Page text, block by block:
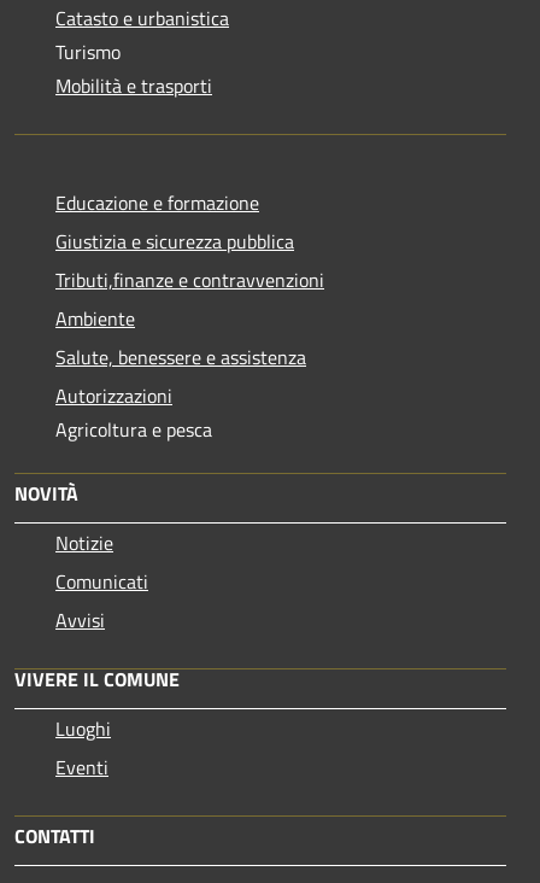
Catasto e urbanistica
Turismo
Mobilità e trasporti
Educazione e formazione
Giustizia e sicurezza pubblica
Tributi,finanze e contravvenzioni
Ambiente
Salute, benessere e assistenza
Autorizzazioni
Agricoltura e pesca
NOVITÀ
Notizie
Comunicati
Avvisi
VIVERE IL COMUNE
Luoghi
Eventi
CONTATTI